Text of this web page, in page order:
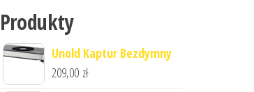
Produkty
Unold Kaptur Bezdymny
209,00 zł